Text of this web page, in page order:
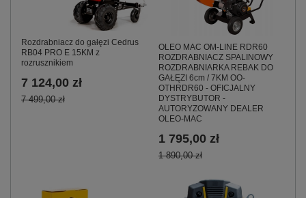
Rozdrabniacz do gałęzi Cedrus
RB04 PRO E 15KM z
rozrusznikiem
7 124,00 zł
7 499,00 zł
OLEO MAC OM-LINE RDR60
ROZDRABNIACZ SPALINOWY
ROZDRABNIARKA REBAK DO
GAŁĘZI 6cm / 7KM OO-
OTHRDR60 - OFICJALNY
DYSTRYBUTOR -
AUTORYZOWANY DEALER
OLEO-MAC
1 795,00 zł
1 890,00 zł